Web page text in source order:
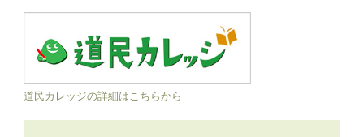
道民カレッジの詳細はこちらから